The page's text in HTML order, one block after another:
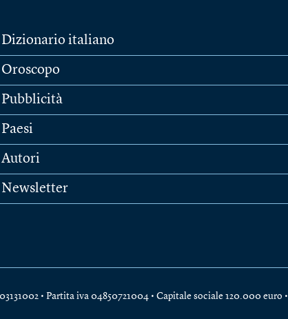
Dizionario italiano
Oroscopo
Pubblicità
Paesi
Autori
Newsletter
• Partita iva 04850721004 • Capitale sociale 120.000 euro •